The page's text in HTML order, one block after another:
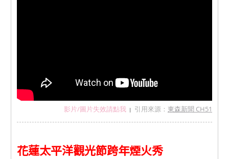
影片/圖片失效請點我 | 引用來源： 東森新聞 CH51
花蓮太平洋觀光節跨年煙火秀